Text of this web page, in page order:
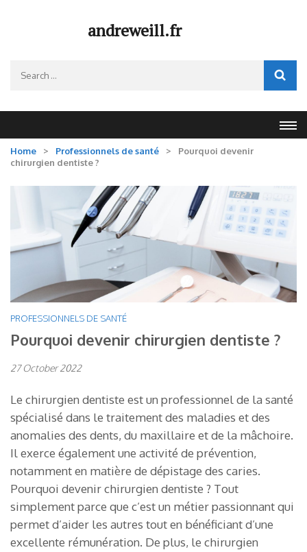
Enter)
andreweill.fr
Home > Professionnels de santé >
Pourquoi devenir
chirurgien dentiste ?
PROFESSIONNELS DE SANTÉ
Pourquoi devenir chirurgien dentiste ?
27 October 2022
Le chirurgien dentiste est un professionnel de la santé
spécialisé dans le traitement des maladies et des
anomalies des dents, du maxillaire et de la mâchoire.
Il exerce également une activité de prévention,
notamment en matière de dépistage des caries.
Pourquoi devenir chirurgien dentiste ? Tout
simplement parce que c’est un métier passionnant qui
permet d’aider les autres tout en bénéficiant d’une
excellente rémunération. De plus, le chirurgien